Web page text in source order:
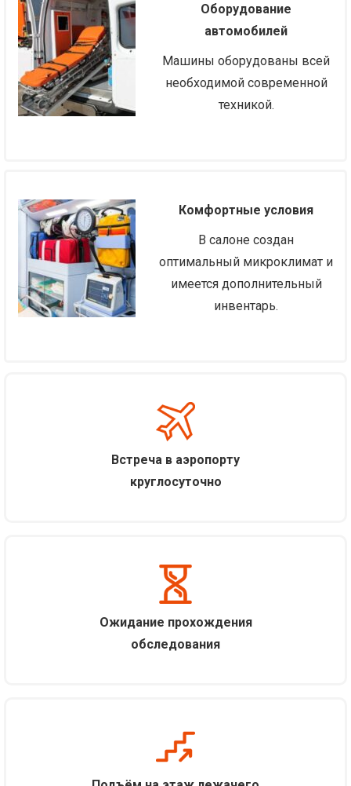
Оборудование
автомобилей
Машины оборудованы всей
необходимой современной
техникой.
Комфортные условия
В салоне создан
оптимальный микроклимат и
имеется дополнительный
инвентарь.
Встреча в аэропорту
круглосуточно
Ожидание прохождения
обследования